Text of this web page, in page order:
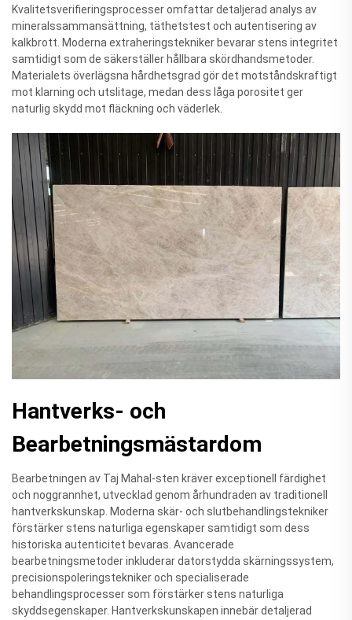
Kvalitetsverifieringsprocesser omfattar detaljerad analys av
mineralssammansättning, täthetstest och autentisering av
kalkbrott. Moderna extraheringstekniker bevarar stens integritet
samtidigt som de säkerställer hållbara skördhandsmetoder.
Materialets överlägsna hårdhetsgrad gör det motståndskraftigt
mot klarning och utslitage, medan dess låga porositet ger
naturlig skydd mot fläckning och väderlek.
Hantverks- och
Bearbetningsmästardom
Bearbetningen av Taj Mahal-sten kräver exceptionell färdighet
och noggrannhet, utvecklad genom århundraden av traditionell
hantverkskunskap. Moderna skär- och slutbehandlingstekniker
förstärker stens naturliga egenskaper samtidigt som dess
historiska autenticitet bevaras. Avancerade
bearbetningsmetoder inkluderar datorstydda skärningssystem,
precisionspoleringstekniker och specialiserade
behandlingsprocesser som förstärker stens naturliga
skyddsegenskaper. Hantverkskunskapen innebär detaljerad